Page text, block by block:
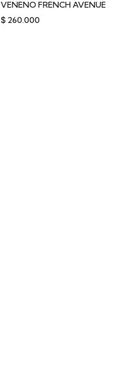
VENENO FRENCH AVENUE
$ 260.000